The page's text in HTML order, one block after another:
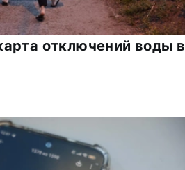
отключений воды в